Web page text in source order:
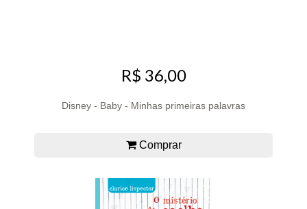
R$ 36,00
Disney - Baby - Minhas primeiras palavras
Comprar